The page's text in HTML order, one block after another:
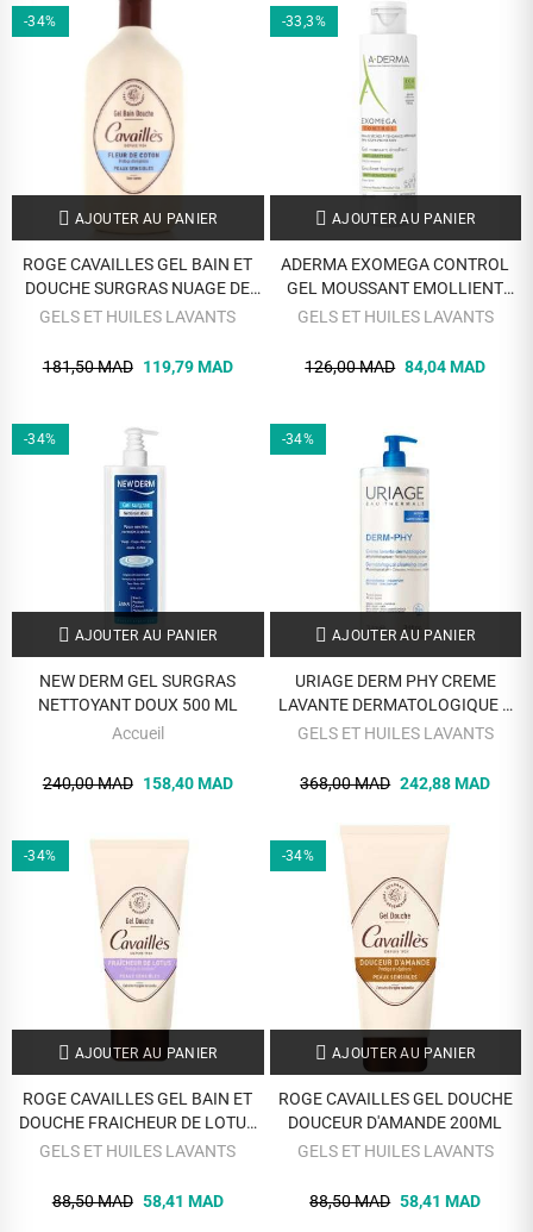
-34%
AJOUTER AU PANIER
ROGE CAVAILLES GEL BAIN ET
DOUCHE SURGRAS NUAGE DE
COTON 400 ML
GELS ET HUILES LAVANTS
181,50 MAD 119,79 MAD
-33,3%
AJOUTER AU PANIER
ADERMA EXOMEGA CONTROL
GEL MOUSSANT EMOLLIENT
VISAGE CORPS 200 ML
GELS ET HUILES LAVANTS
126,00 MAD 84,04 MAD
-34%
AJOUTER AU PANIER
NEW DERM GEL SURGRAS
NETTOYANT DOUX 500 ML
Accueil
240,00 MAD 158,40 MAD
-34%
AJOUTER AU PANIER
URIAGE DERM PHY CREME
LAVANTE DERMATOLOGIQUE 1
LITRE
GELS ET HUILES LAVANTS
368,00 MAD 242,88 MAD
-34%
AJOUTER AU PANIER
ROGE CAVAILLES GEL BAIN ET
DOUCHE FRAICHEUR DE LOTUS
PEAUX SENSIBLES 200 ML
GELS ET HUILES LAVANTS
88,50 MAD 58,41 MAD
-34%
AJOUTER AU PANIER
ROGE CAVAILLES GEL DOUCHE
DOUCEUR D'AMANDE 200ML
GELS ET HUILES LAVANTS
88,50 MAD 58,41 MAD